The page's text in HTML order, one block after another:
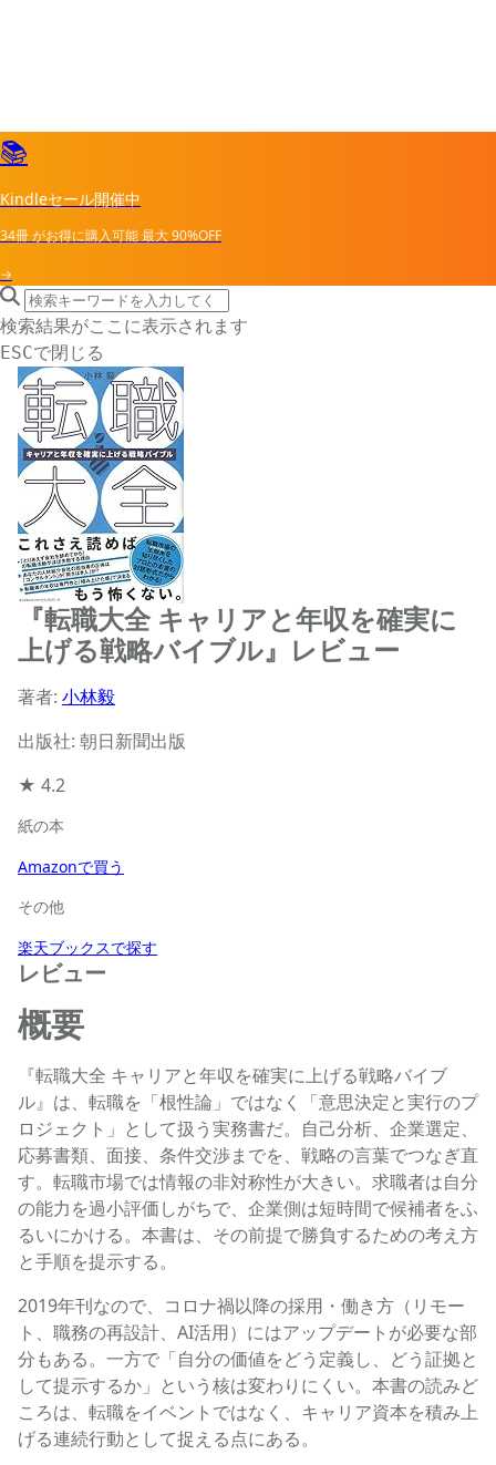
📚
Kindleセール開催中
34冊がお得に購入可能最大90%OFF
→
search icon
サイト内検索
検索結果がここに表示されます
ESCで閉じる
『転職大全 キャリアと年収を確実に
上げる戦略バイブル』レビュー
著者: 小林毅
出版社: 朝日新聞出版
★ 4.2
紙の本
Amazonで買う
その他
楽天ブックスで探す
レビュー
概要
『転職大全 キャリアと年収を確実に上げる戦略バイブ
ル』は、転職を「根性論」ではなく「意思決定と実行のプ
ロジェクト」として扱う実務書だ。自己分析、企業選定、
応募書類、面接、条件交渉までを、戦略の言葉でつなぎ直
す。転職市場では情報の非対称性が大きい。求職者は自分
の能力を過小評価しがちで、企業側は短時間で候補者をふ
るいにかける。本書は、その前提で勝負するための考え方
と手順を提示する。
2019年刊なので、コロナ禍以降の採用・働き方（リモー
ト、職務の再設計、AI活用）にはアップデートが必要な部
分もある。一方で「自分の価値をどう定義し、どう証拠と
して提示するか」という核は変わりにくい。本書の読みど
ころは、転職をイベントではなく、キャリア資本を積み上
げる連続行動として捉える点にある。